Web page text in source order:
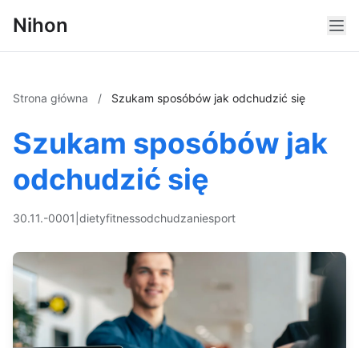
Nihon
Strona główna / Szukam sposóbów jak odchudzić się
Szukam sposóbów jak
odchudzić się
30.11.-0001 dietyfitnessodchudzaniesport